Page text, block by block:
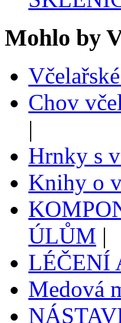
Mohlo by
Chov
|
Hrnky s
Knihy o
ÚLŮM |
LÉČENÍ
Medová